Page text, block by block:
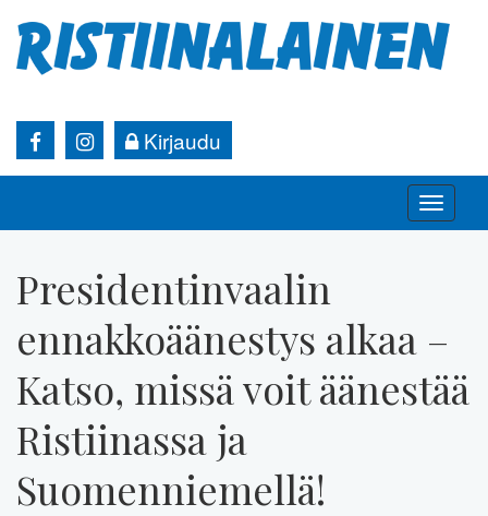
Kirjaudu
Toggle
Presidentinvaalin
ennakkoäänestys alkaa –
Katso, missä voit äänestää
Ristiinassa ja
Suomenniemellä!